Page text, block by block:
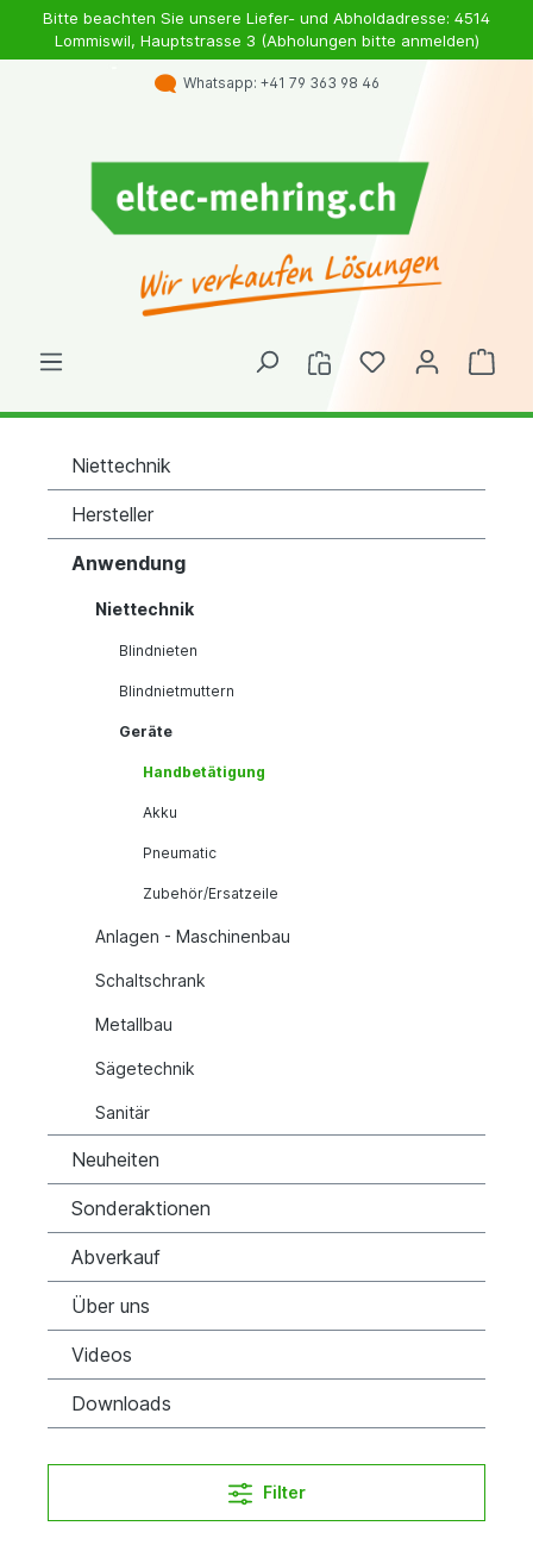
Bitte beachten Sie unsere Liefer- und Abholdadresse: 4514
Lommiswil, Hauptstrasse 3 (Abholungen bitte anmelden)
Whatsapp: +41 79 363 98 46
Niettechnik
Hersteller
Anwendung
Niettechnik
Blindnieten
Blindnietmuttern
Geräte
Handbetätigung
Akku
Pneumatic
Zubehör/Ersatzeile
Anlagen - Maschinenbau
Schaltschrank
Metallbau
Sägetechnik
Sanitär
Neuheiten
Sonderaktionen
Abverkauf
Über uns
Videos
Downloads
Filter